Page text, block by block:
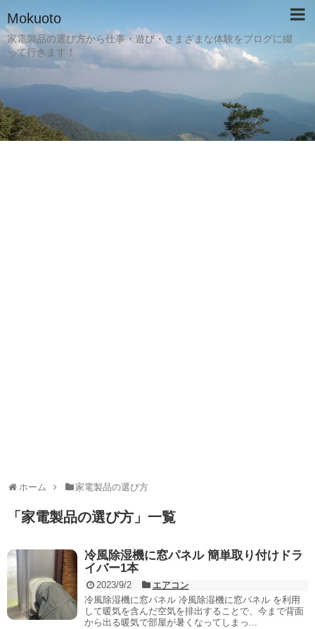
Mokuoto
家電製品の選び方から仕事・遊び・さまざまな体験をブログに綴
って行きます！
ホーム 家電製品の選び方
「 家電製品の選び方 」 一覧
冷風除湿機に窓パネル 簡単取り付けドラ
イバー1本
2023/9/2
エアコン
冷風除湿機に窓パネル 冷風除湿機に窓パネル を利用
して暖気を含んだ空気を排出することで、今まで背面
から出る暖気で部屋が暑くなってしまっ...